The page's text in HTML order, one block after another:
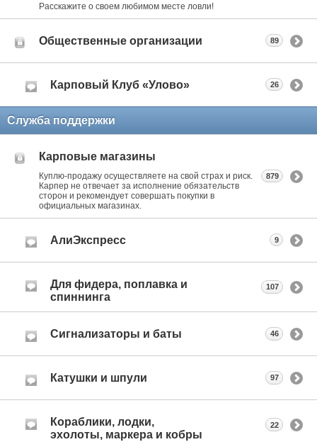
Расскажите о своем любимом месте ловли!
Общественные организации 89
Карповый Клуб «Улово» 26
Служба поддержки
Карповые магазины
Куплю-продажу осуществляете на свой страх и риск.
Карпер не отвечает за исполнение обязательств
сторон и рекомендует совершать покупки в
официальных магазинах.
879
АлиЭкспресс 9
Для фидера, поплавка и
спиннинга
107
Сигнализаторы и баты 46
Катушки и шпули 97
Кораблики, лодки,
эхолоты, маркера и кобры
22